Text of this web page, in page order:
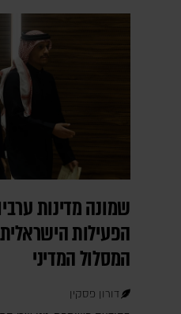
שמונה מדינות
הפעילות
המסלול המדיני
דורון פסקין